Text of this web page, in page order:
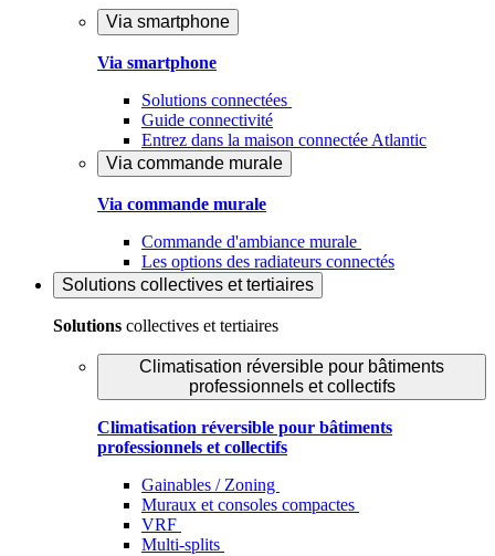
Via smartphone
Via smartphone
Solutions connectées
Guide connectivité
Entrez dans la maison connectée Atlantic
Via commande murale
Via commande murale
Commande d'ambiance murale
Les options des radiateurs connectés
Solutions collectives et tertiaires
Solutions collectives et tertiaires
Climatisation réversible pour bâtiments
professionnels et collectifs
Climatisation réversible pour bâtiments
professionnels et collectifs
Gainables / Zoning
Muraux et consoles compactes
VRF
Multi-splits